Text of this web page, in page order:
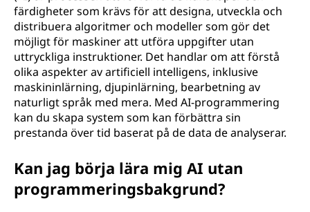
färdigheter som krävs för att designa, utveckla och
distribuera algoritmer och modeller som gör det
möjligt för maskiner att utföra uppgifter utan
uttryckliga instruktioner. Det handlar om att förstå
olika aspekter av artificiell intelligens, inklusive
maskininlärning, djupinlärning, bearbetning av
naturligt språk med mera. Med AI-programmering
kan du skapa system som kan förbättra sin
prestanda över tid baserat på de data de analyserar.
Kan jag börja lära mig AI utan
programmeringsbakgrund?